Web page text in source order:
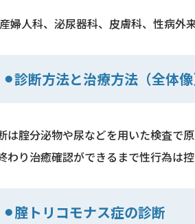
婦人科、泌尿器科、皮膚科、性病外
⚫︎診断方法と治療方法（全体像
は腟分泌物や尿などを用いた検査で
わり治癒確認ができるまで性行為は控
⚫︎腟トリコモナス症の診断